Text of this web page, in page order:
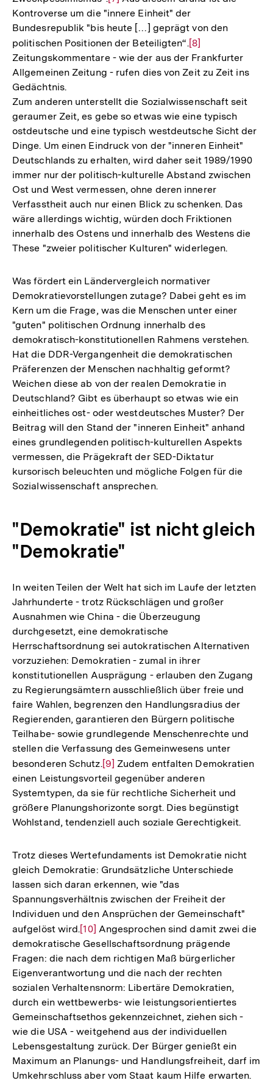
Fußnote
Auflösung
der
Fußnote
Kontroverse um die "innere Einheit" der
Bundesrepublik "bis heute […] geprägt von den
politischen Positionen der Beteiligten“.Zur
Auflösung
der
[8]
Zeitungskommentare - wie der aus der Frankfurter
Allgemeinen Zeitung - rufen dies von Zeit zu Zeit ins
Gedächtnis.
Zum anderen unterstellt die Sozialwissenschaft seit
geraumer Zeit, es gebe so etwas wie eine typisch
ostdeutsche und eine typisch westdeutsche Sicht der
Dinge. Um einen Eindruck von der "inneren Einheit"
Deutschlands zu erhalten, wird daher seit 1989/1990
immer nur der politisch-kulturelle Abstand zwischen
Ost und West vermessen, ohne deren innerer
Verfasstheit auch nur einen Blick zu schenken. Das
wäre allerdings wichtig, würden doch Friktionen
innerhalb des Ostens und innerhalb des Westens die
These "zweier politischer Kulturen" widerlegen.
Was fördert ein Ländervergleich normativer
Demokratievorstellungen zutage? Dabei geht es im
Kern um die Frage, was die Menschen unter einer
"guten" politischen Ordnung innerhalb des
demokratisch-konstitutionellen Rahmens verstehen.
Hat die DDR-Vergangenheit die demokratischen
Präferenzen der Menschen nachhaltig geformt?
Weichen diese ab von der realen Demokratie in
Deutschland? Gibt es überhaupt so etwas wie ein
einheitliches ost- oder westdeutsches Muster? Der
Beitrag will den Stand der "inneren Einheit" anhand
eines grundlegenden politisch-kulturellen Aspekts
vermessen, die Prägekraft der SED-Diktatur
kursorisch beleuchten und mögliche Folgen für die
Sozialwissenschaft ansprechen.
"Demokratie" ist nicht gleich
"Demokratie"
In weiten Teilen der Welt hat sich im Laufe der letzten
Jahrhunderte - trotz Rückschlägen und großer
Ausnahmen wie China - die Überzeugung
durchgesetzt, eine demokratische
Herrschaftsordnung sei autokratischen Alternativen
vorzuziehen: Demokratien - zumal in ihrer
konstitutionellen Ausprägung - erlauben den Zugang
zu Regierungsämtern ausschließlich über freie und
faire Wahlen, begrenzen den Handlungsradius der
Regierenden, garantieren den Bürgern politische
Teilhabe- sowie grundlegende Menschenrechte und
stellen die Verfassung des Gemeinwesens unter
besonderen Schutz.Zur
Auflösung
der
Fußnote
[9] Zudem entfalten Demokratien
einen Leistungsvorteil gegenüber anderen
Systemtypen, da sie für rechtliche Sicherheit und
größere Planungshorizonte sorgt. Dies begünstigt
Wohlstand, tendenziell auch soziale Gerechtigkeit.
Trotz dieses Wertefundaments ist Demokratie nicht
gleich Demokratie: Grundsätzliche Unterschiede
lassen sich daran erkennen, wie "das
Spannungsverhältnis zwischen der Freiheit der
Individuen und den Ansprüchen der Gemeinschaft"
aufgelöst wird.Zur
Auflösung
der
Fußnote
[10] Angesprochen sind damit zwei die
demokratische Gesellschaftsordnung prägende
Fragen: die nach dem richtigen Maß bürgerlicher
Eigenverantwortung und die nach der rechten
sozialen Verhaltensnorm: Libertäre Demokratien,
durch ein wettbewerbs- wie leistungsorientiertes
Gemeinschaftsethos gekennzeichnet, ziehen sich -
wie die USA - weitgehend aus der individuellen
Lebensgestaltung zurück. Der Bürger genießt ein
Maximum an Planungs- und Handlungsfreiheit, darf im
Umkehrschluss aber vom Staat kaum Hilfe erwarten.